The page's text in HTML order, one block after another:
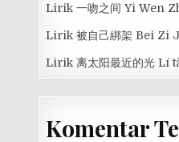
Lirik 一吻之间 Yi Wen
Lirik 被自己綁架 Bei Zi
Lirik 离太阳最近的光 Lí
Komentar